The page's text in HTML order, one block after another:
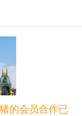
的会员合作已